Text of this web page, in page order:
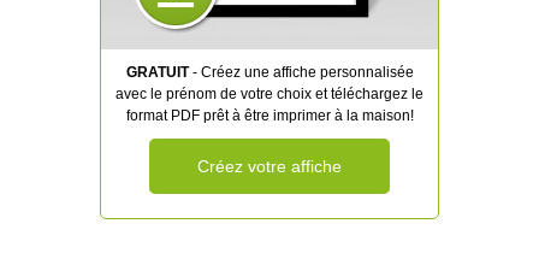
GRATUIT- Créez une affiche personnalisée
avec le prénom de votre choix et téléchargez le
format PDF prêt à être imprimer à la maison!
Créez votre affiche